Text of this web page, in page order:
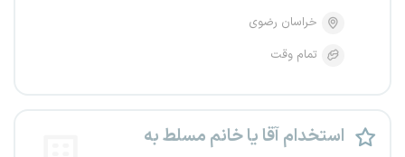
خراسان رضوی
تمام وقت
استخدام آقا یا خانم مسلط به